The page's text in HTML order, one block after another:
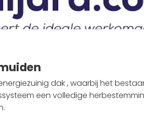
dak , waarbij het
een volledige